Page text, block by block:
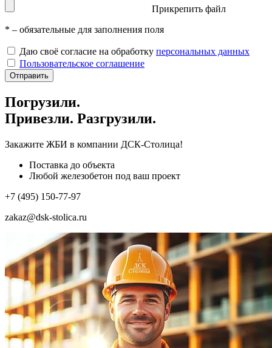
Прикрепить файл
* – обязательные для заполнения поля
Даю своё согласие на обработку персональных данных
Пользовательское соглашение
Отправить
Погрузили.
Привезли. Разгрузили.
Закажите ЖБИ в компании ДСК-Столица!
Поставка до объекта
Любой железобетон под ваш проект
+7 (495) 150-77-97
zakaz@dsk-stolica.ru